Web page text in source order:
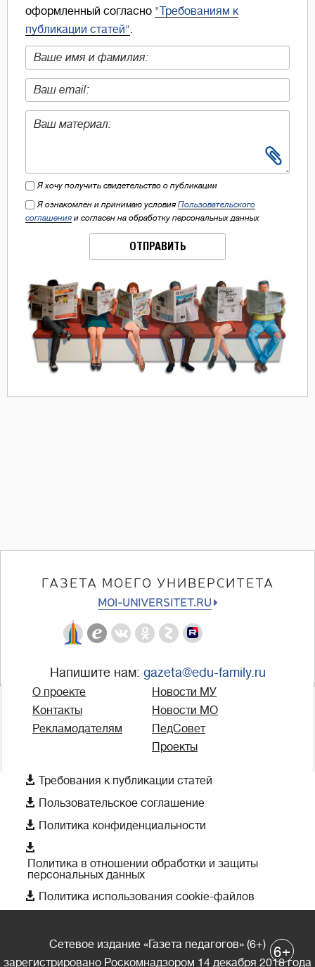
оформленный согласно "Требованиям к
публикации статей"
Я хочу получить свидетельство о публикации
Я ознакомлен и принимаю условия Пользовательского
соглашения и согласен на обработку персональных данных
ОТПРАВИТЬ
ГАЗЕТА МОЕГО УНИВЕРСИТЕТА
MOI-UNIVERSITET.RU
Напишите нам: gazeta@edu-family.ru
О проекте
Контакты
Рекламодателям
Новости МУ
Новости МО
ПедСовет
Проекты
 Требования к публикации статей
 Пользовательское соглашение
 Политика конфиденциальности

Политика в отношении обработки и защиты
персональных данных
 Политика использования cookie-файлов
Сетевое издание «Газета педагогов» (6+)
зарегистрировано Роскомнадзором 14 декабря 2018 года
6+